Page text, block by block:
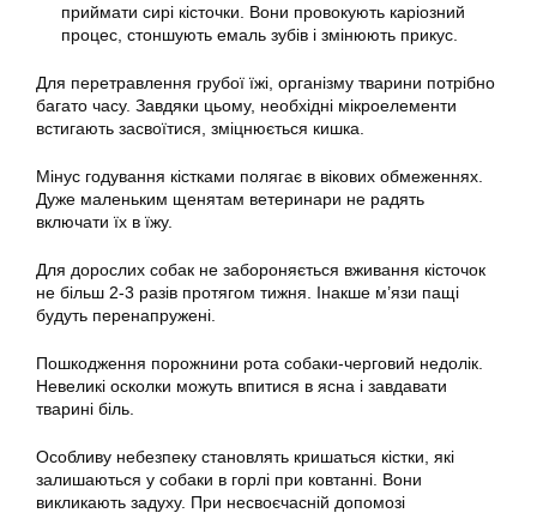
приймати сирі кісточки. Вони провокують каріозний
процес, стоншують емаль зубів і змінюють прикус.
Для перетравлення грубої їжі, організму тварини потрібно
багато часу. Завдяки цьому, необхідні мікроелементи
встигають засвоїтися, зміцнюється кишка.
Мінус годування кістками полягає в вікових обмеженнях.
Дуже маленьким щенятам ветеринари не радять
включати їх в їжу.
Для дорослих собак не забороняється вживання кісточок
не більш 2-3 разів протягом тижня. Інакше м’язи пащі
будуть перенапружені.
Пошкодження порожнини рота собаки-черговий недолік.
Невеликі осколки можуть впитися в ясна і завдавати
тварині біль.
Особливу небезпеку становлять кришаться кістки, які
залишаються у собаки в горлі при ковтанні. Вони
викликають задуху. При несвоєчасній допомозі